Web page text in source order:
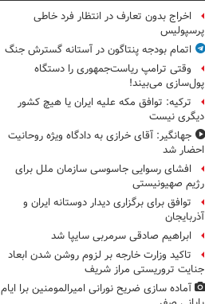
اخراج بدون تعارف در انتظار فرد خاطی
پرسپولیس
اتمام بودجه پنتاگون در آستانه گسترش جنگ
وقتی ترامپ ریاست‌جمهوری را دستگاه
پول‌سازی می‌بیند!
ترکیه: توافق مکه علیه ایران یا هیچ کشور
دیگری نیست
جهانگیر: آقای خرازی به دادگاه ویژه روحانیت
احضار شد
افشای رسوایی جاسوسی سازمان ملل برای
رژیم صهیونیستی
توافق برای برگزاری دیدار دوستانه ایران و
آذربایجان
ابراهیم صادقی سرمربی سایپا شد
تاکید وزارت خارجه بر لزوم روشن شدن ابعاد
جنایت تروریستی مراز شریف
آماده سازی ضریح نورانی امیرالمومنین برا ایام